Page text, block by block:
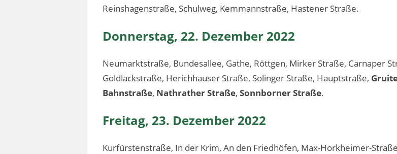
Reinshagenstraße, Schulweg, Kemmannstraße, Hastener Straße.
Donnerstag, 22. Dezember 2022
Neumarktstraße, Bundesallee, Gathe, Röttgen, Mirker Straße, Carnaper
Goldlackstraße, Herichhauser Straße, Solinger Straße, Hauptstraße,
Bahnstraße, Nathrather Straße, Sonnborner Straße.
Freitag, 23. Dezember 2022
Kurfürstenstraße, In der Krim, An den Friedhöfen, Max-Horkheimer-